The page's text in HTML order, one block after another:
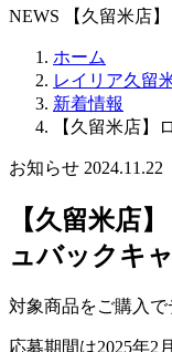
NEWS 【久留米店
ホーム
レイリア久留
新着情報
【久留米店
お知らせ 2024.11.22
【久留米店
ュバックキ
対象商品をご購入
応募期間は2025年2